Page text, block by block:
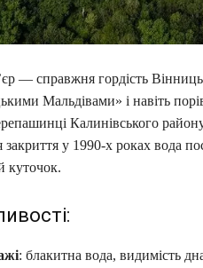
— справжня гордість
Мальдівами» і навіть
Калинівського
закриття у 1990-х роках вода
куточок.
: блакитна вода, видимість